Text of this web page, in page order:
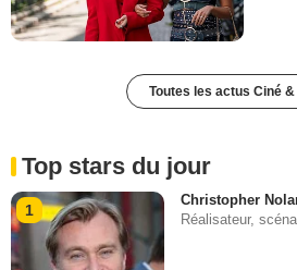
Toutes les actus Ciné
Top stars du jour
1
Christopher
Réalisateur,